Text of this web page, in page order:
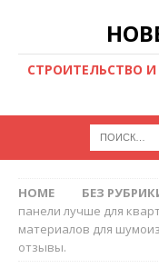
CТРОИТЕЛЬСТВО
HOME БЕЗ
панели лучше для
материалов для
отзывы.